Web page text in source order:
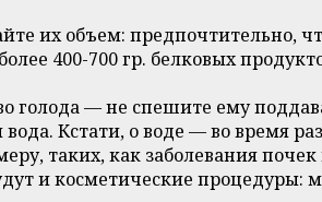
их объем: предпочтительно,
400-700 гр. белковых
голода — не спешите ему
Кстати, о воде — во время
таких, как заболевания почек
и косметические процедуры: